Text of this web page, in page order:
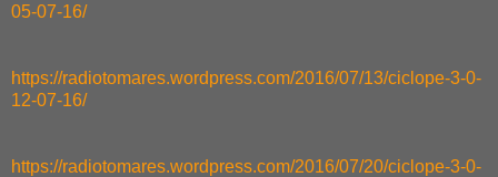
05-07-16/
https://radiotomares.wordpress.com/2016/07/13/ciclope-3-0-
12-07-16/
https://radiotomares.wordpress.com/2016/07/20/ciclope-3-0-